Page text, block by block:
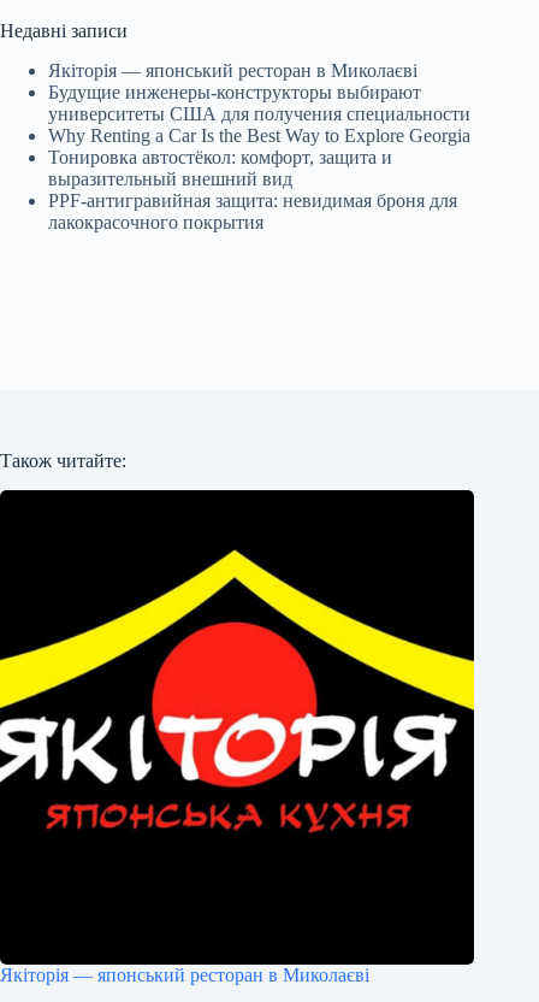
Недавні записи
Якіторія — японський ресторан в Миколаєві
Будущие инженеры‑конструкторы выбирают
университеты США для получения специальности
Why Renting a Car Is the Best Way to Explore Georgia
Тонировка автостёкол: комфорт, защита и
выразительный внешний вид
PPF-антигравийная защита: невидимая броня для
лакокрасочного покрытия
Також читайте:
Якіторія — японський ресторан в Миколаєві